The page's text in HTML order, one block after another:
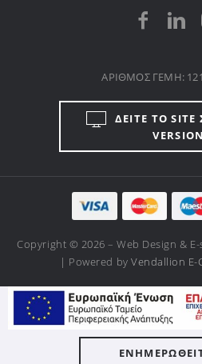
ΔΕΙΤΕ ΤΟ SITE
VERSION
ΑΡΙΘΜΟΣ ΓΕΜΗ:
Copyright © 2026 – Web Design &
| Powered byVendallion E-